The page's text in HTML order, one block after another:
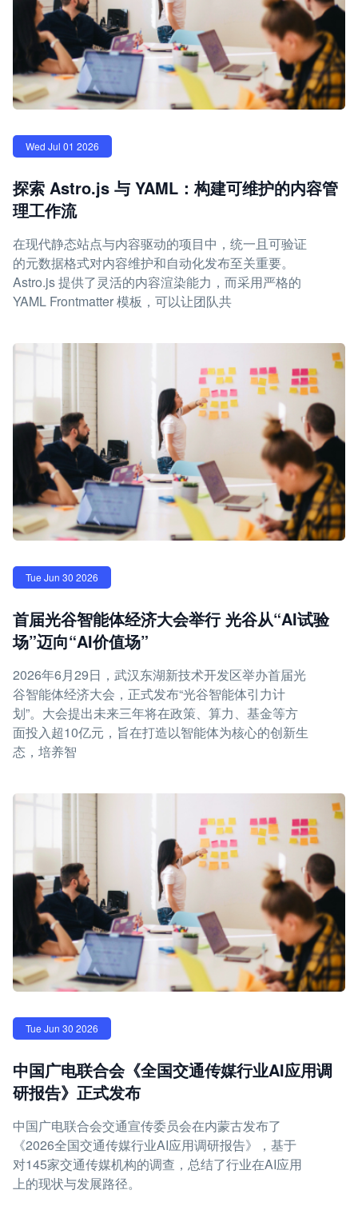
Wed Jul 01 2026
探索 Astro.js 与 YAML：构建可维护的内容管
理工作流
在现代静态站点与内容驱动的项目中，统一且可验证
的元数据格式对内容维护和自动化发布至关重要。
Astro.js 提供了灵活的内容渲染能力，而采用严格的
YAML Frontmatter 模板，可以让团队共
Tue Jun 30 2026
首届光谷智能体经济大会举行 光谷从“AI试验
场”迈向“AI价值场”
2026年6月29日，武汉东湖新技术开发区举办首届光
谷智能体经济大会，正式发布“光谷智能体引力计
划”。大会提出未来三年将在政策、算力、基金等方
面投入超10亿元，旨在打造以智能体为核心的创新生
态，培养智
Tue Jun 30 2026
中国广电联合会《全国交通传媒行业AI应用调
研报告》正式发布
中国广电联合会交通宣传委员会在内蒙古发布了
《2026全国交通传媒行业AI应用调研报告》，基于
对145家交通传媒机构的调查，总结了行业在AI应用
上的现状与发展路径。